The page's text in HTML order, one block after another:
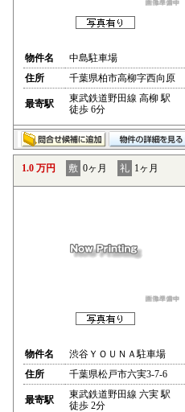
物件名
中島駐車場
住所
千葉県柏市高柳字西向原
最寄駅
東武鉄道野田線 高柳 駅
徒歩 6分
1.0 万円 敷 0ヶ月 礼 1ヶ月
物件名
渋谷ＹＯＵＮＡ駐車場
住所
千葉県松戸市六実3-7-6
最寄駅
東武鉄道野田線 六実 駅
徒歩 2分